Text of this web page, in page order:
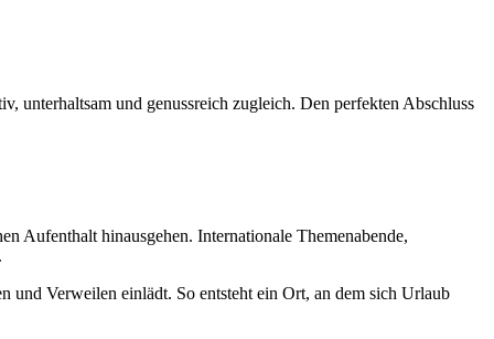
unterhaltsam und genussreich zugleich. Den perfekten Abschluss
Aufenthalt hinausgehen. Internationale Themenabende,
und Verweilen einlädt. So entsteht ein Ort, an dem sich Urlaub